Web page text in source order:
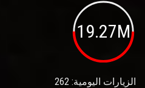
19.27M
الزيارات اليومية: 262